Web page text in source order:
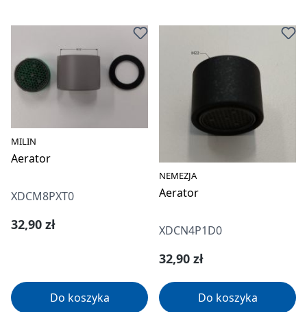
MILIN
Aerator
XDCM8PXT0
Cena regularna:
32,90 zł
Do koszyka
NEMEZJA
Aerator
XDCN4P1D0
Cena regularna:
32,90 zł
Do koszyka